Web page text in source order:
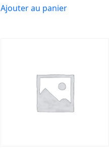
Ajouter au panier